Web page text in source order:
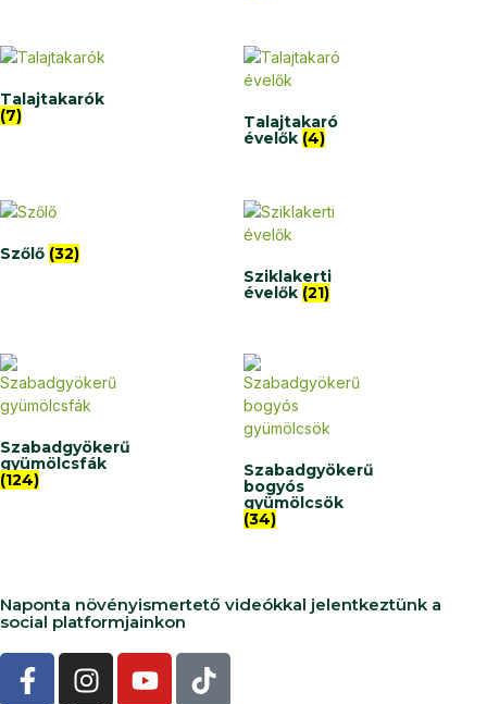
Talajtakarók
(7)
Talajtakaró
évelők (4)
Szőlő (32)
Sziklakerti
évelők (21)
Szabadgyökerű
gyümölcsfák
(124)
Szabadgyökerű
bogyós
gyümölcsök
(34)
Naponta növényismertető videókkal jelentkeztünk a
social platformjainkon